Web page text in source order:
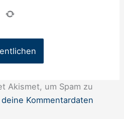
Akismet, um Spam zu
Kommentardaten